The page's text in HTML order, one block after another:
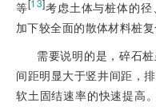
等[13]考虑土体与桩体的
加下较全面的散体材料桩复
需要说明的是，碎石
间距明显大于竖井间距，
软土固结速率的快速提高